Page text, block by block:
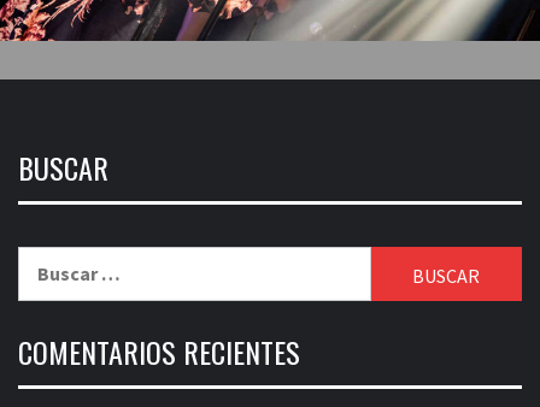
BUSCAR
COMENTARIOS RECIENTES